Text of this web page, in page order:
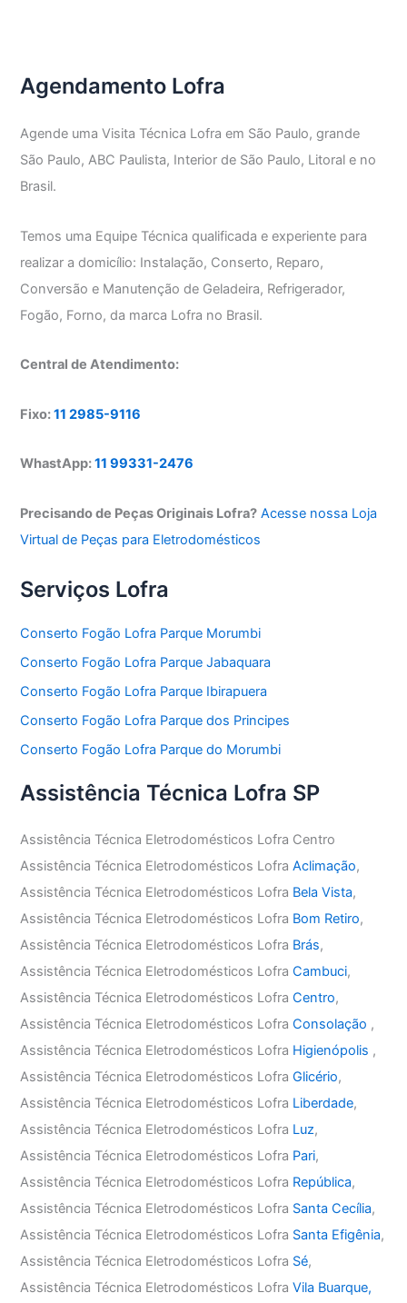
Agendamento Lofra
Agende uma Visita Técnica Lofra em São Paulo, grande
São Paulo, ABC Paulista, Interior de São Paulo, Litoral e no
Brasil.
Temos uma Equipe Técnica qualificada e experiente para
realizar a domicílio: Instalação, Conserto, Reparo,
Conversão e Manutenção de Geladeira, Refrigerador,
Fogão, Forno, da marca Lofra no Brasil.
Central de Atendimento:
Fixo:11 2985-9116
WhastApp:11 99331-2476
Precisando de Peças Originais Lofra? Acesse nossa Loja
Virtual de Peças para Eletrodomésticos
Serviços Lofra
Conserto Fogão Lofra Parque Morumbi
Conserto Fogão Lofra Parque Jabaquara
Conserto Fogão Lofra Parque Ibirapuera
Conserto Fogão Lofra Parque dos Principes
Conserto Fogão Lofra Parque do Morumbi
Assistência Técnica Lofra SP
Assistência Técnica Eletrodomésticos Lofra Centro
Assistência Técnica Eletrodomésticos LofraAclimação,
Assistência Técnica Eletrodomésticos Lofra Bela Vista,
Assistência Técnica Eletrodomésticos Lofra Bom Retiro,
Assistência Técnica Eletrodomésticos Lofra Brás,
Assistência Técnica Eletrodomésticos LofraCambuci,
Assistência Técnica Eletrodomésticos LofraCentro,
Assistência Técnica Eletrodomésticos LofraConsolação ,
Assistência Técnica Eletrodomésticos Lofra Higienópolis ,
Assistência Técnica Eletrodomésticos LofraGlicério,
Assistência Técnica Eletrodomésticos Lofra Liberdade,
Assistência Técnica Eletrodomésticos Lofra Luz,
Assistência Técnica Eletrodomésticos Lofra Pari,
Assistência Técnica Eletrodomésticos Lofra República,
Assistência Técnica Eletrodomésticos Lofra Santa Cecília,
Assistência Técnica Eletrodomésticos Lofra Santa Efigênia,
Assistência Técnica Eletrodomésticos Lofra Sé,
Assistência Técnica Eletrodomésticos LofraVila Buarque,